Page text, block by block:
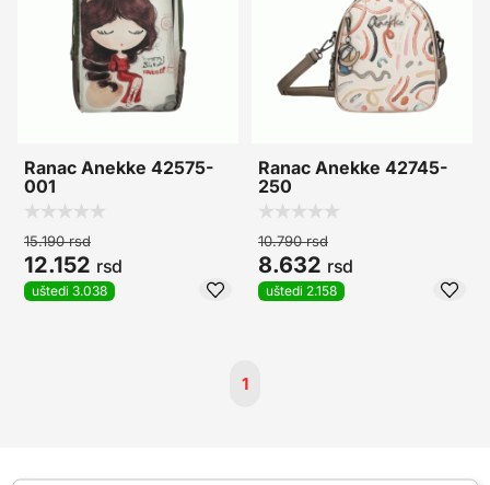
Ranac Anekke 42575-
001
15.190rsd
12.152 rsd
uštedi 3.038
Ranac Anekke 42745-
250
10.790rsd
8.632 rsd
uštedi 2.158
1